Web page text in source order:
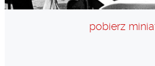
pobierz